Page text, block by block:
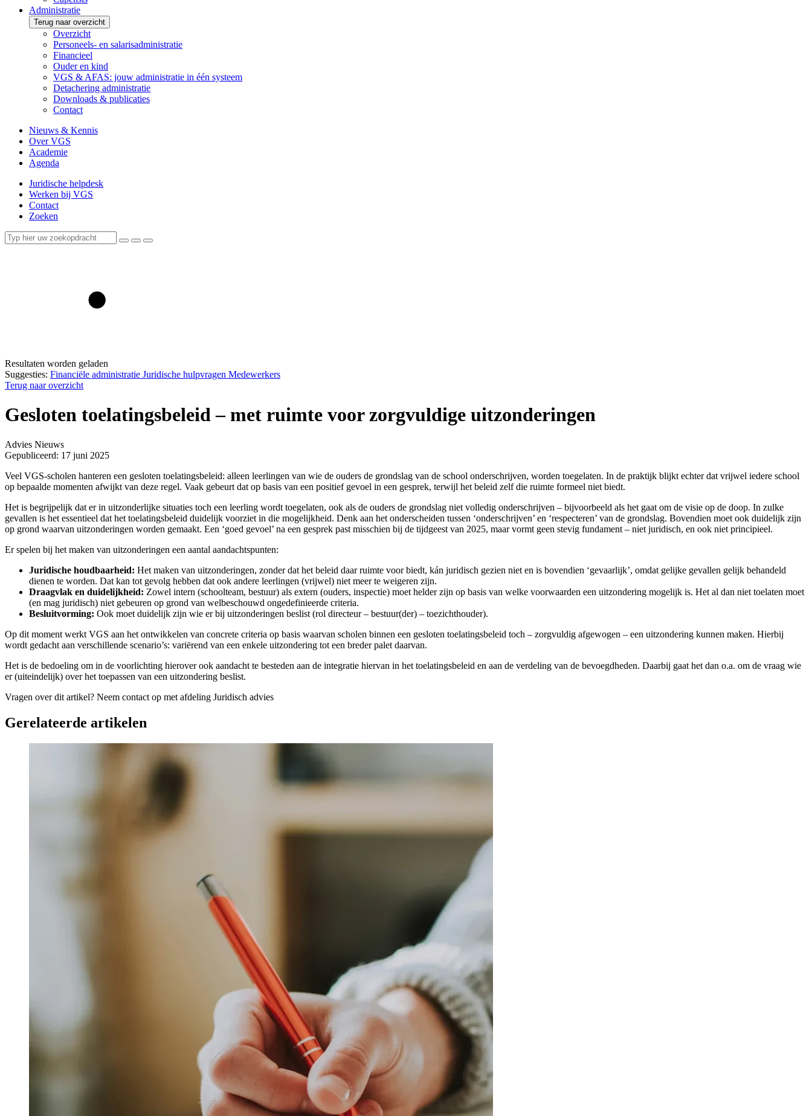
Administratie
Terug naar overzicht
Overzicht
Personeels- en salarisadministratie
Financieel
Ouder en kind
VGS & AFAS: jouw administratie in één systeem
Detachering administratie
Downloads & publicaties
Contact
Nieuws & Kennis
Over VGS
Academie
Agenda
Juridische helpdesk
Werken bij VGS
Contact
Zoeken
Resultaten worden geladen
Suggesties: Financiële administratie Juridische hulpvragen Medewerkers
Terug naar overzicht
Gesloten toelatingsbeleid – met ruimte voor zorgvuldige uitzonderingen
Advies Nieuws
Gepubliceerd: 17 juni 2025
Veel VGS-scholen hanteren een gesloten toelatingsbeleid: alleen leerlingen van wie de ouders de grondslag van de school onderschrijven, worden toegelaten. In de praktijk blijkt echter dat vrijwel iedere school
op bepaalde momenten afwijkt van deze regel. Vaak gebeurt dat op basis van een positief gevoel in een gesprek, terwijl het beleid zelf die ruimte formeel niet biedt.
Het is begrijpelijk dat er in uitzonderlijke situaties toch een leerling wordt toegelaten, ook als de ouders de grondslag niet volledig onderschrijven – bijvoorbeeld als het gaat om de visie op de doop. In zulke
gevallen is het essentieel dat het toelatingsbeleid duidelijk voorziet in die mogelijkheid. Denk aan het onderscheiden tussen ‘onderschrijven’ en ‘respecteren’ van de grondslag. Bovendien moet ook duidelijk zijn
op grond waarvan uitzonderingen worden gemaakt. Een ‘goed gevoel’ na een gesprek past misschien bij de tijdgeest van 2025, maar vormt geen stevig fundament – niet juridisch, en ook niet principieel.
Er spelen bij het maken van uitzonderingen een aantal aandachtspunten:
Juridische houdbaarheid: Het maken van uitzonderingen, zonder dat het beleid daar ruimte voor biedt, kán juridisch gezien niet en is bovendien ‘gevaarlijk’, omdat gelijke gevallen gelijk behandeld
dienen te worden. Dat kan tot gevolg hebben dat ook andere leerlingen (vrijwel) niet meer te weigeren zijn.
Draagvlak en duidelijkheid: Zowel intern (schoolteam, bestuur) als extern (ouders, inspectie) moet helder zijn op basis van welke voorwaarden een uitzondering mogelijk is. Het al dan niet toelaten moet
(en mag juridisch) niet gebeuren op grond van welbeschouwd ongedefinieerde criteria.
Besluitvorming: Ook moet duidelijk zijn wie er bij uitzonderingen beslist (rol directeur – bestuur(der) – toezichthouder).
Op dit moment werkt VGS aan het ontwikkelen van concrete criteria op basis waarvan scholen binnen een gesloten toelatingsbeleid toch – zorgvuldig afgewogen – een uitzondering kunnen maken. Hierbij
wordt gedacht aan verschillende scenario’s: variërend van een enkele uitzondering tot een breder palet daarvan.
Het is de bedoeling om in de voorlichting hierover ook aandacht te besteden aan de integratie hiervan in het toelatingsbeleid en aan de verdeling van de bevoegdheden. Daarbij gaat het dan o.a. om de vraag wie
er (uiteindelijk) over het toepassen van een uitzondering beslist.
Vragen over dit artikel? Neem contact op met afdeling Juridisch advies
Gerelateerde artikelen